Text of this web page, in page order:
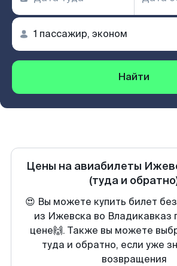
Найти
Цены на авиабилеты
(туда и
😍 Вы можете купить билет
из Ижевска во Владикавказ
цене🙌. Также вы можете
туда и обратно, если уже
возвращения